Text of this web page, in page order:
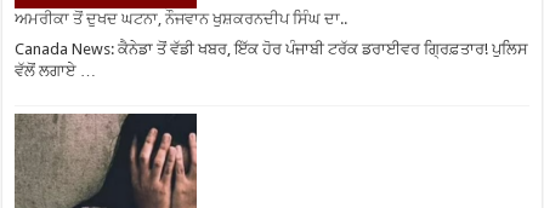
ਅਮਰੀਕਾ ਤੋਂ ਦੁਖਦ ਘਟਨਾ, ਨੌਜਵਾਨ ਖੁਸ਼ਕਰਨਦੀਪ ਸਿੰਘ ਦਾ..
Canada News: ਕੈਨੇਡਾ ਤੋਂ ਵੱਡੀ ਖਬਰ, ਇੱਕ ਹੋਰ ਪੰਜਾਬੀ ਟਰੱਕ ਡਰਾਈਵਰ ਗ੍ਰਿਫ਼ਤਾਰ! ਪੁਲਿਸ
ਵੱਲੋਂ ਲਗਾਏ …